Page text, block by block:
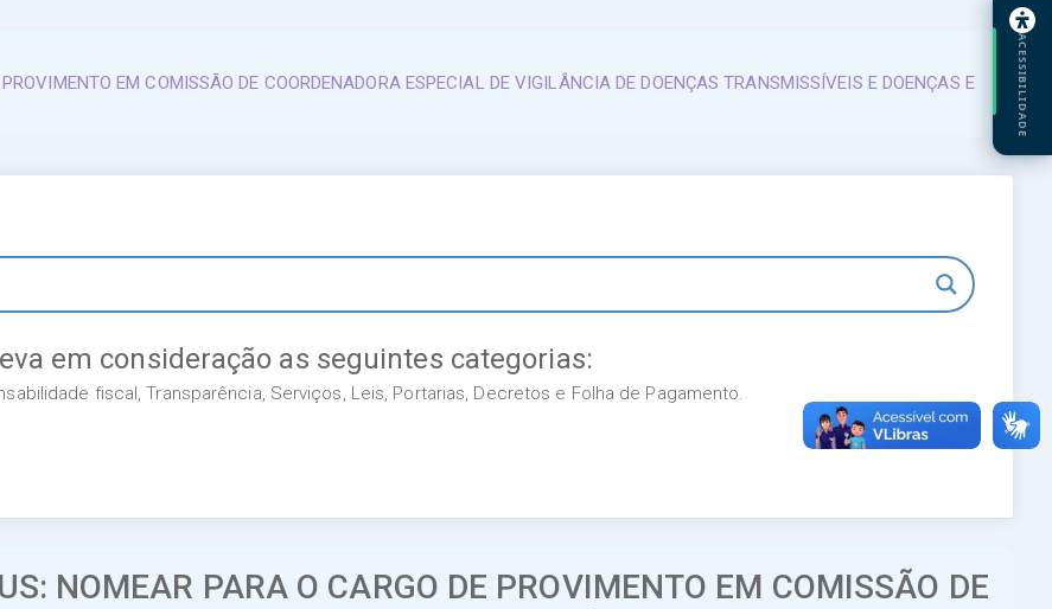
EM COMISSÃO DE COORDENADORA ESPECIAL DE VIGILÂNCIA DE DOENÇAS TRANSMISSÍVEIS E DOENÇAS E
em consideração as seguintes categorias:
fiscal, Transparência, Serviços, Leis, Portarias, Decretos e Folha de Pagamento.
NOMEAR PARA O CARGO DE PROVIMENTO EM COMISSÃO DE
ACESSIBILIDADE